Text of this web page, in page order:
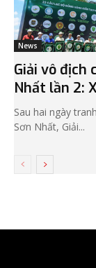
News
Giải vô địch
Nhất lần 2:
Sau hai ngày
Sơn Nhất, Giải...